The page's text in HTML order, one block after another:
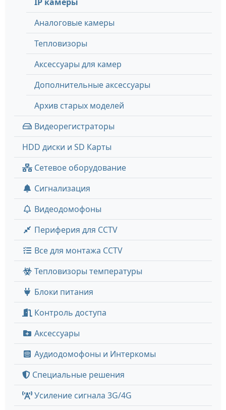
Аналоговые камеры
Тепловизоры
Аксессуары для камер
Дополнительные аксессуары
Архив старых моделей
Видеорегистраторы
HDD диски и SD Карты
Сетевое оборудование
Сигнализация
Видеодомофоны
Периферия для CCTV
Все для монтажа CCTV
Тепловизоры температуры
Блоки питания
Контроль доступа
Аксессуары
Аудиодомофоны и Интеркомы
Специальные решения
Усиление сигнала 3G/4G